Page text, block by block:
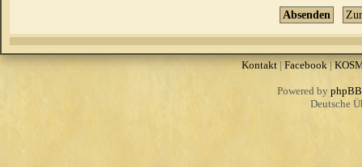
Kontakt| Facebook |
Powered by phpBB
Deutsche